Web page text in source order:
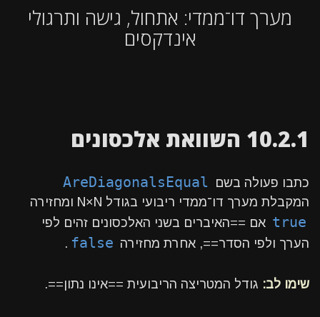
מערך דו־ממדי: אתחול, גישה ותרגולי
אינדקסים
10.2.1 השוואת אלכסונים
כתבו פעולה בשם AreDiagonalsEqual
המקבלת מערך דו־ממדי ריבועי בגודל N×N ומחזירה
true אם ==האיברים בשני האלכסונים זהים לפי
הערך ולפי הסדר==, אחרת מחזירה false
.
שימו לב: גודל המטריצה הריבועית ==אינו נתון==.